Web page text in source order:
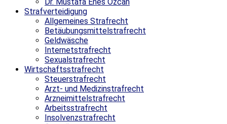
Strafverteidigung
Allgemeines Strafrecht
Betäubungsmittelstrafrecht
Geldwäsche
Internetstrafrecht
Sexualstrafrecht
Wirtschaftsstrafrecht
Steuerstrafrecht
Arzt- und Medizinstrafrecht
Arzneimittelstrafrecht
Arbeitsstrafrecht
Insolvenzstrafrecht